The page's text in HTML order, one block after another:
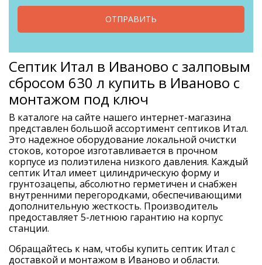
ОТПРАВИТЬ
Септик Итал в Иваново с залповым
сбросом 630 л купить в Иваново с
монтажом под ключ
В каталоге на сайте нашего интернет-магазина
представлен большой ассортимент септиков Итал.
Это надежное оборудование локальной очистки
стоков, которое изготавливается в прочном
корпусе из полиэтилена низкого давления. Каждый
септик Итал имеет цилиндрическую форму и
грунтозацепы, абсолютно герметичен и снабжен
внутренними перегородками, обеспечивающими
дополнительную жесткость. Производитель
предоставляет 5-летнюю гарантию на корпус
станции.
Обращайтесь к нам, чтобы купить септик Итал с
доставкой и монтажом в Иваново и области.